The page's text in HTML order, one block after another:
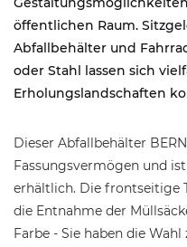
öffentlichen Raum.
Abfallbehälter und
oder Stahl lassen sich
Erholungslandschaften
Dieser Abfallbehälter
Fassungsvermögen und
erhältlich. Die frontseitige
die Entnahme der
Farbe - Sie haben die